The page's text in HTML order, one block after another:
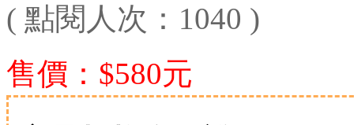
( 點閱人次：1040 )
售價：$580元